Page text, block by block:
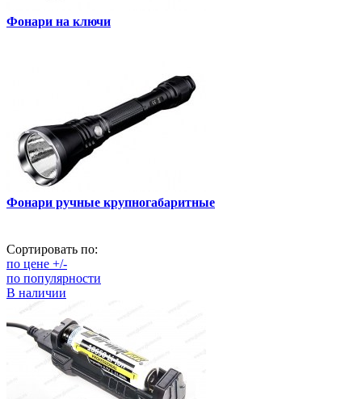
Фонари на ключи
Фонари ручные крупногабаритные
Сортировать по:
по цене +/-
по популярности
В наличии